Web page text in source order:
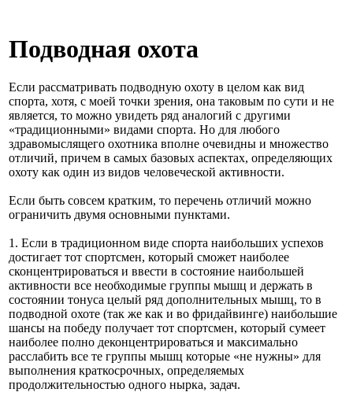
Подводная охота
Если рассматривать подводную охоту в целом как вид
спорта, хотя, с моей точки зрения, она таковым по сути и не
является, то можно увидеть ряд аналогий с другими
«традиционными» видами спорта. Но для любого
здравомыслящего охотника вполне очевидны и множество
отличий, причем в самых базовых аспектах, определяющих
охоту как один из видов человеческой активности.
Если быть совсем кратким, то перечень отличий можно
ограничить двумя основными пунктами.
1. Если в традиционном виде спорта наибольших успехов
достигает тот спортсмен, который сможет наиболее
сконцентрироваться и ввести в состояние наибольшей
активности все необходимые группы мышц и держать в
состоянии тонуса целый ряд дополнительных мышц, то в
подводной охоте (так же как и во фридайвинге) наибольшие
шансы на победу получает тот спортсмен, который сумеет
наиболее полно деконцентрироваться и максимально
расслабить все те группы мышц которые «не нужны» для
выполнения краткосрочных, определяемых
продолжительностью одного нырка, задач.